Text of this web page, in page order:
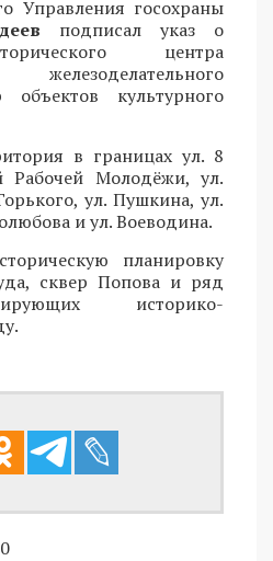
Управления госохраны
подписал указ о
центра
железоделательного
культурного
в границах ул. 8
Рабочей Молодёжи, ул.
ул. Пушкина, ул.
и ул. Воеводина.
планировку
сквер Попова и ряд
историко-